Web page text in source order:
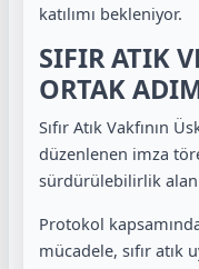
katılımı bekleniyor.
SIFIR ATIK
ORTAK
Sıfır Atık Vakfının
düzenlenen imza
sürdürülebilirlik
Protokol
mücadele, sıfır atık